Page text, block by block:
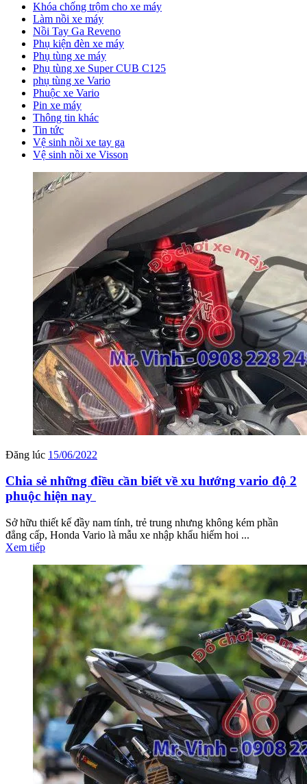
Khóa chống trộm cho xe máy
Làm nồi xe máy
Nồi Tay Ga Reveno
Phụ kiện đèn xe máy
Phụ tùng xe máy
Phụ tùng xe Super CUB C125
phụ tùng xe Vario
Phuộc xe Vario
Pin xe máy
Thông tin khác
Tin tức
Vệ sinh nồi xe tay ga
Vệ sinh nồi xe Visson
Đăng lúc 15/06/2022
Chia sẻ những điều cần biết về xu hướng vario độ 2
phuộc hiện nay
Sở hữu thiết kế đầy nam tính, trẻ trung nhưng không kém phần
đẳng cấp, Honda Vario là mẫu xe nhập khẩu hiếm hoi ...
Xem tiếp